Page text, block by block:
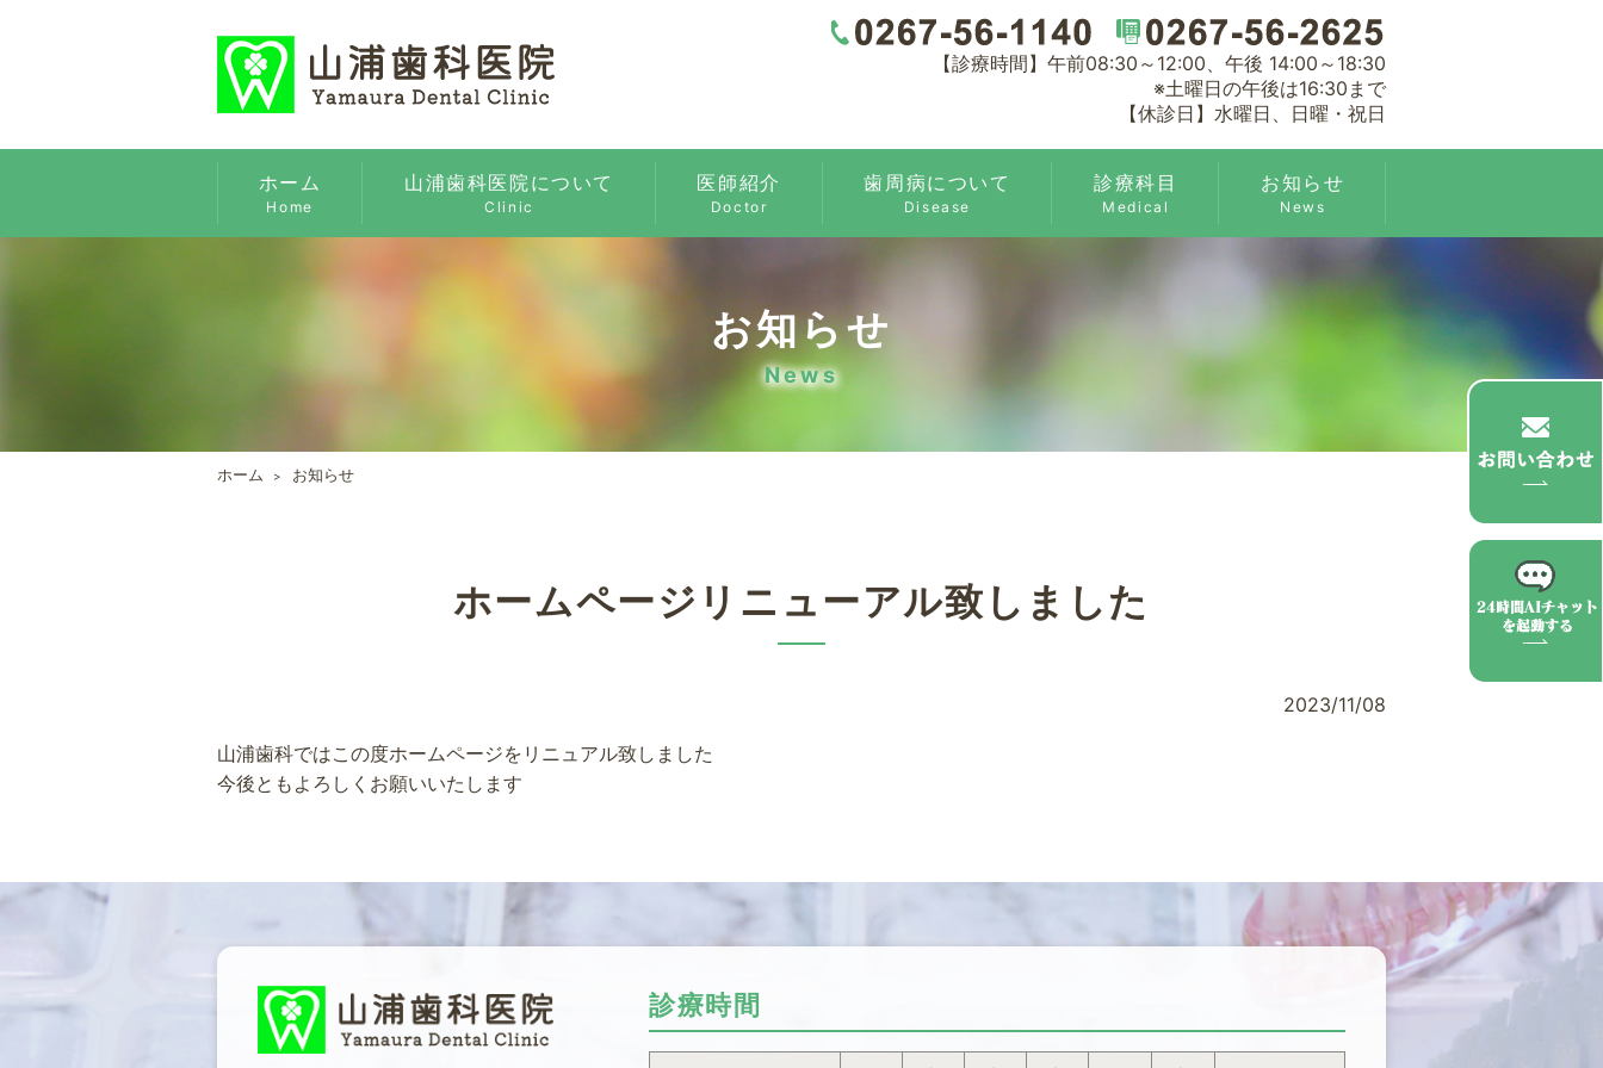
【診療時間】午前08:30～12:00、午後 14:00～18:30
※土曜日の午後は16:30まで
【休診日】水曜日、日曜・祝日
ホーム
Home
山浦歯科医院について
Clinic
医師紹介
Doctor
歯周病について
Disease
診療科目
Medical
お知らせ
News
お知らせ
News
ホーム お知らせ
ホームページリニューアル致しました
2023/11/08
山浦歯科ではこの度ホームページをリニュアル致しました
今後ともよろしくお願いいたします
診療時間